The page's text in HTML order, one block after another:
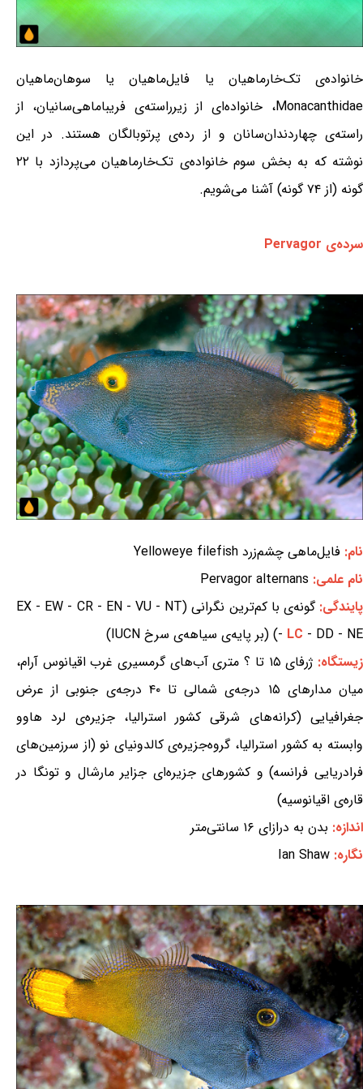
خانواده‌ی تک‌خارماهیان یا فایل‌ماهیان یا سوهان‌ماهیان
Monacanthidae، خانواده‌ای از زیرراسته‌ی فریباماهی‌سانیان، از
راسته‌ی چهاردندان‌سانان و از رده‌ی پرتوبالگان هستند. در این
نوشته که به بخش سوم خانواده‌ی تک‌خارماهیان می‌پردازد با ۲۲
گونه (از ۷۴ گونه) آشنا می‌شویم.
سرده‌ی Pervagor
نام: فایل‌ماهی چشم‌زرد Yelloweye filefish
نام علمی: Pervagor alternans
پایندگی:
گونه‌ی با کم‌ترین نگرانی (EX - EW - CR - EN - VU - NT
- LC - DD - NE) (بر پایه‌ی سیاهه‌ی سرخ IUCN)
زیستگاه:
ژرفای ۱۵ تا ؟ متری آب‌های گرمسیری غرب اقیانوس آرام،
میان مدارهای ۱۵ درجه‌ی شمالی تا ۴۰ درجه‌ی جنوبی از عرض
جغرافیایی (کرانه‌های شرقی کشور استرالیا، جزیره‌ی لرد هاوو
وابسته به کشور استرالیا، گروه‌جزیره‌ی کالدونیای نو (از سرزمین‌های
فرادریایی فرانسه) و کشورهای جزیره‌ای جزایر مارشال و تونگا در
قاره‌ی اقیانوسیه)
اندازه: بدن به درازای ۱۶ سانتی‌متر
نگاره: Ian Shaw